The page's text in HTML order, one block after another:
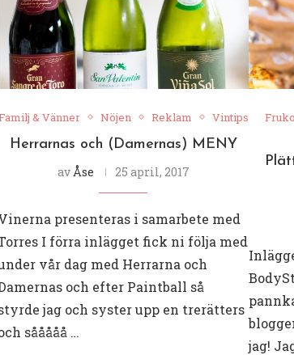
& Vänner Nöjen Reklam Vintips
Herrarnas och (Damernas) MENY
av Åse 25 april, 2017
presenteras i samarbete med
I förra inlägget fick ni följa med
vår dag med Herrarna och
och efter Paintball så
jag och syster upp en trerätters
sååååå …
jag!